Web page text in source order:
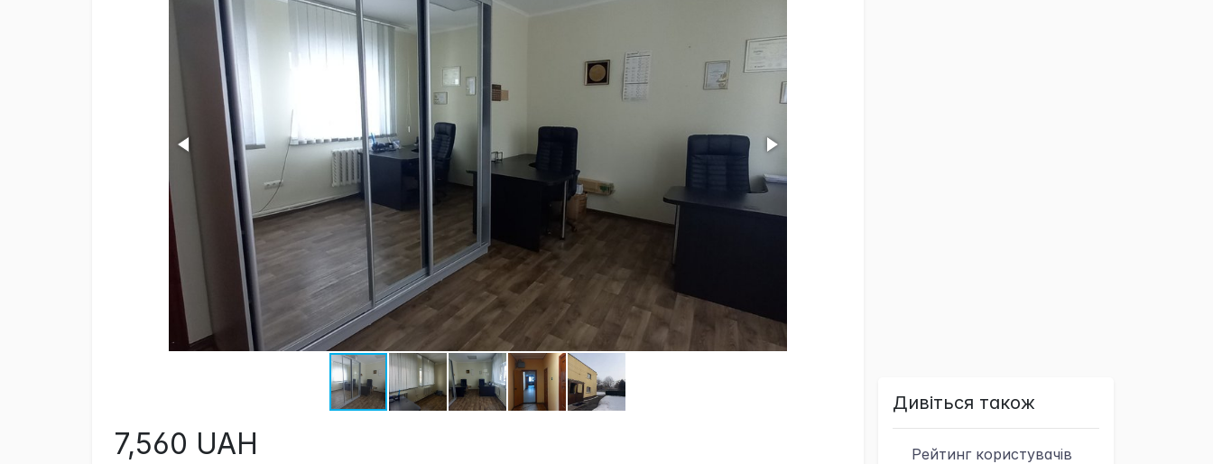
7,560 UAH
Дивіться також
Рейтинг користувачів